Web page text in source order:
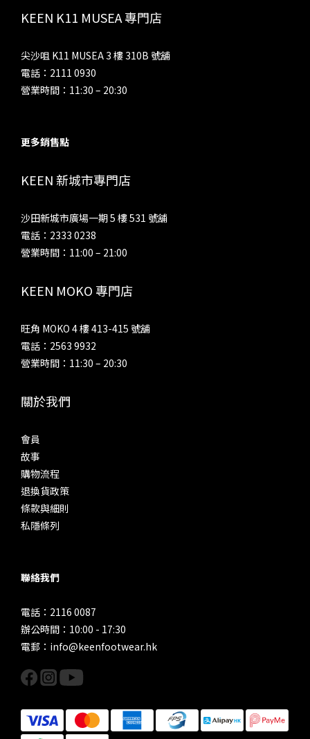
KEEN K11 MUSEA 專門店
尖沙咀 K11 MUSEA 3 樓 310B 號舖
電話：2111 0930
營業時間：11:30 – 20:30
更多銷售點
KEEN 新城市專門店
沙田新城市廣場一期 5 樓 531 號舖
電話：2333 0238
營業時間：11:00 – 21:00
KEEN MOKO 專門店
旺角 MOKO 4 樓 413-415 號舖
電話：2563 9932
營業時間：11:30 – 20:30
關於我們
會員
故事
購物流程
退換貨政策
條款與細則
私隱條列
聯絡我們
電話：2116 0087
辦公時間：10:00 - 17:30
電郵：info@keenfootwear.hk